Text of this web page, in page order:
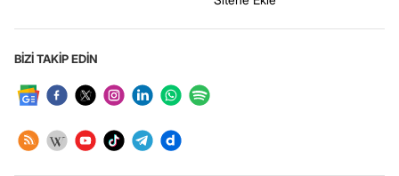
BİZİ TAKİP EDİN